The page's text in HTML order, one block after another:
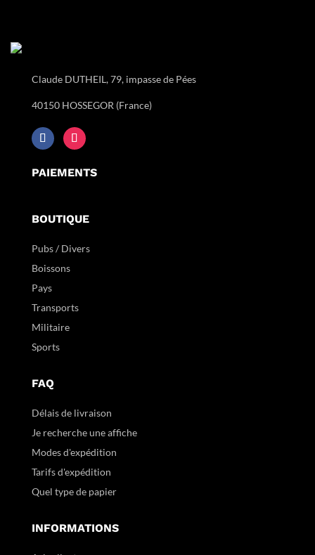
Claude DUTHEIL, 79, impasse de Pées
40150 HOSSEGOR (France)
PAIEMENTS
BOUTIQUE
Pubs / Divers
Boissons
Pays
Transports
Militaire
Sports
FAQ
Délais de livraison
Je recherche une affiche
Modes d'expédition
Tarifs d'expédition
Quel type de papier
INFORMATIONS